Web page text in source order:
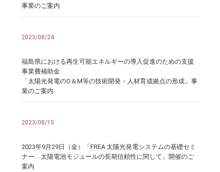
事業のご案内
2023/08/24
福島県における再生可能エネルギーの導入促進のための支援
事業費補助金
「太陽光発電のO＆M等の技術開発・人材育成拠点の形成」事
業のご案内
2023/08/15
2023年9月29日（金）「FREA 太陽光発電システムの基礎セミ
ナー 太陽電池モジュールの長期信頼性に関して」開催のご
案内